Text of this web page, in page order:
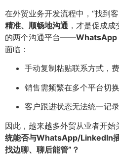
在外贸业务开发流程中，“找到
精准、顺畅地沟通 ，才是促成
的两个沟通平台——WhatsApp
面临：
手动复制粘贴联系方式，
销售需频繁在多个平台切
客户跟进状态无法统一记录
因此，越来越多外贸从业者开始
统能否与WhatsApp/LinkedIn
找边聊、聊后能管”？